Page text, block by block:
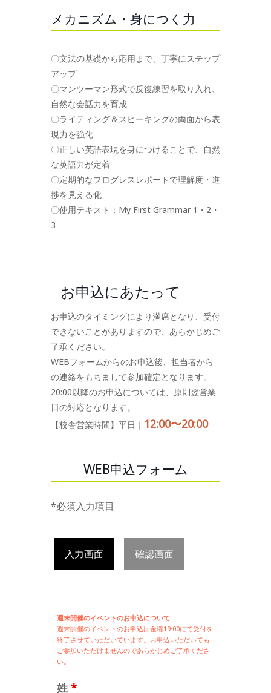
メカニズム・身につく力
〇文法の基礎から応用まで、丁寧にステップ
アップ
〇マンツーマン形式で反復練習を取り入れ、
自然な会話力を育成
〇ライティング＆スピーキングの両面から表
現力を強化
〇正しい英語表現を身につけることで、自然
な英語力が定着
〇定期的なプログレスレポートで理解度・進
捗を見える化
〇使用テキスト：My First Grammar 1・2・
3
お申込にあたって
お申込のタイミングにより満席となり、受付
できないことがありますので、あらかじめご
了承ください。
WEBフォームからのお申込後、担当者から
の連絡をもちまして参加確定となります。
20:00以降のお申込については、原則翌営業
日の対応となります。
【校舎営業時間】平日｜ 12:00〜20:00
WEB申込フォーム
*必須入力項目
入力画面 確認画面
週末開催のイベントのお申込について
週末開催のイベントのお申込は金曜19:00にて受付を
終了させていただいています。お申込いただいても
ご参加いただけませんのであらかじめご了承くださ
い。
姓 *